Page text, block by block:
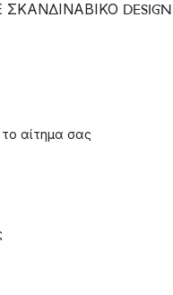
DESIGN
αίτημα σας